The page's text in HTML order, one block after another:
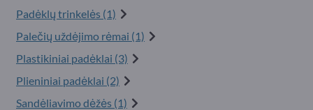
Padėklų trinkelės (1)
Palečių uždėjimo rėmai (1)
Plastikiniai padėklai (3)
Plieniniai padėklai (2)
Sandėliavimo dėžės (1)